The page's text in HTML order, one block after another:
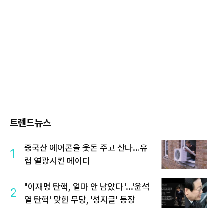
트렌드뉴스
1
중국산 에어콘을 웃돈 주고 산다...유
럽 열광시킨 메이디
2
"이재명 탄핵, 얼마 안 남았다"...'윤석
열 탄핵' 맞힌 무당, '성지글' 등장